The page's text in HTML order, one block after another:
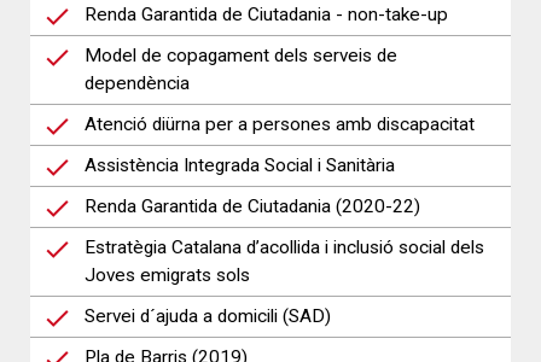
Renda Garantida de Ciutadania - non-take-up
Model de copagament dels serveis de
dependència
Atenció diürna per a persones amb discapacitat
Assistència Integrada Social i Sanitària
Renda Garantida de Ciutadania (2020-22)
Estratègia Catalana d’acollida i inclusió social dels
Joves emigrats sols
Servei d´ajuda a domicili (SAD)
Pla de Barris (2019)